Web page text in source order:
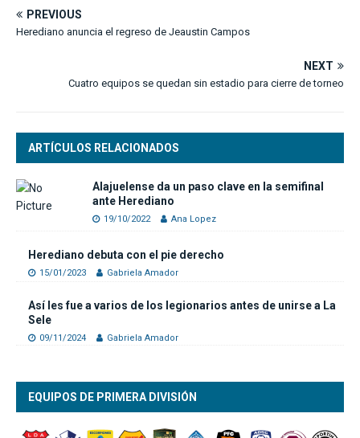
PREVIOUS
Herediano anuncia el regreso de Jeaustin Campos
NEXT
Cuatro equipos se quedan sin estadio para cierre de torneo
ARTÍCULOS RELACIONADOS
Alajuelense da un paso clave en la semifinal
ante Herediano
19/10/2022 Ana Lopez
Herediano debuta con el pie derecho
15/01/2023 Gabriela Amador
Así les fue a varios de los legionarios antes de unirse a La
Sele
09/11/2024 Gabriela Amador
EQUIPOS DE PRIMERA DIVISIÓN